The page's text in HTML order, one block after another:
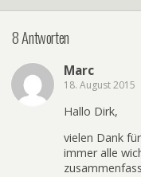
8 Antworten
Marc
18. August 2015
Hallo Dirk,
vielen Dank
immer alle